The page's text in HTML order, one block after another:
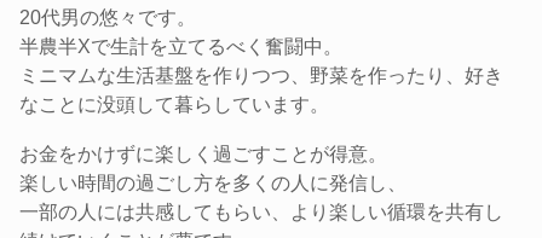
20代男の悠々です。
半農半Xで生計を立てるべく奮闘中。
ミニマムな生活基盤を作りつつ、野菜を作ったり、好き
なことに没頭して暮らしています。
お金をかけずに楽しく過ごすことが得意。
楽しい時間の過ごし方を多くの人に発信し、
一部の人には共感してもらい、より楽しい循環を共有し